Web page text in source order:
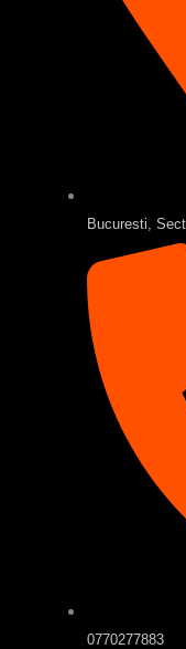
Bucuresti,
0770277883